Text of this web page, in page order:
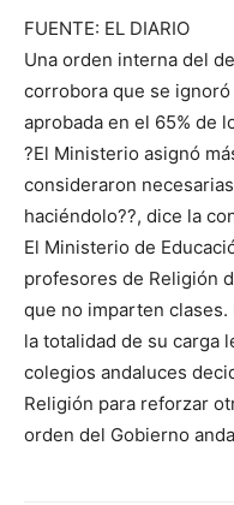
FUENTE: EL DIARIO
Una orden interna del
corrobora que se
aprobada en el 65% de
?El Ministerio asignó
consideraron
haciéndolo??, dice la
El Ministerio de
profesores de Religión
que no imparten
la totalidad de su carga
colegios andaluces
Religión para reforzar
orden del Gobierno